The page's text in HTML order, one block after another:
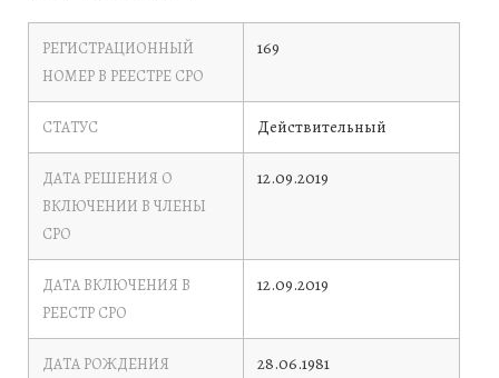
РЕГИСТРАЦИОННЫЙ
НОМЕР В РЕЕСТРЕ СРО
169
СТАТУС Действительный
ДАТА РЕШЕНИЯ О
ВКЛЮЧЕНИИ В ЧЛЕНЫ
СРО
12.09.2019
ДАТА ВКЛЮЧЕНИЯ В
РЕЕСТР СРО
12.09.2019
ДАТА РОЖДЕНИЯ 28.06.1981